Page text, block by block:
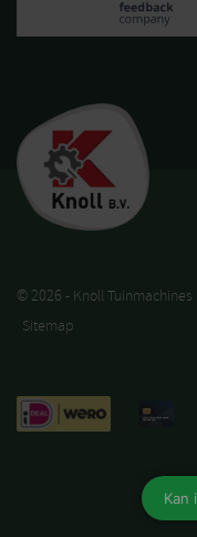
© 2026 - Knoll Tuinmachines
Sitemap